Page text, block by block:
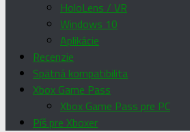
HoloLens / VR
Windows 10
Aplikácie
Recenzie
Spätná kompatibilita
Xbox Game Pass
Xbox Game Pass pre PC
Píš pre Xboxer